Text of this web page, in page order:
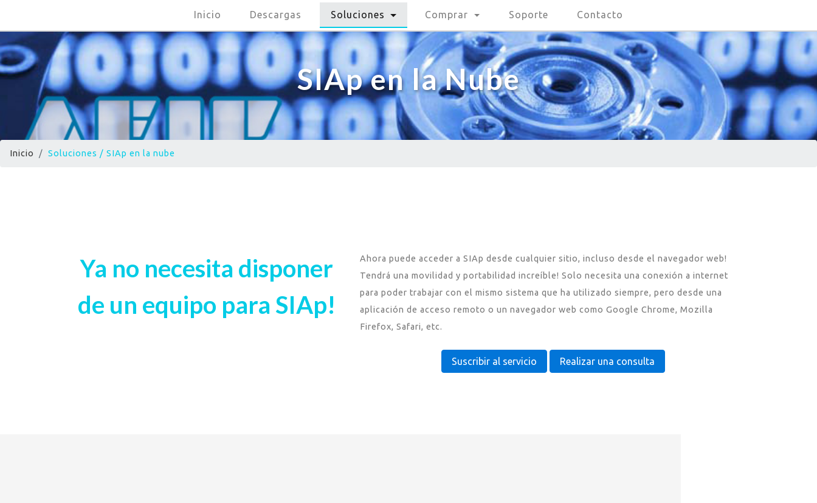
Inicio (current)Descargas Soluciones Comprar Soporte Contacto
SIAp en la Nube
Inicio Soluciones / SIAp en la nube
Ya no necesita disponer
de un equipo para SIAp!
Ahora puede acceder a SIAp desde cualquier sitio, incluso desde el navegador web!
Tendrá una movilidad y portabilidad increíble! Solo necesita una conexión a internet
para poder trabajar con el mismo sistema que ha utilizado siempre, pero desde una
aplicación de acceso remoto o un navegador web como Google Chrome, Mozilla
Firefox, Safari, etc.
Suscribir al servicio Realizar una consulta